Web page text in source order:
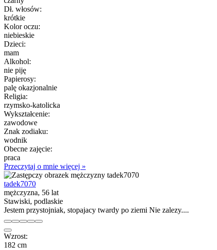
Dł. włosów:
krótkie
Kolor oczu:
niebieskie
Dzieci:
mam
Alkohol:
nie piję
Papierosy:
palę okazjonalnie
Religia:
rzymsko-katolicka
Wykształcenie:
zawodowe
Znak zodiaku:
wodnik
Obecne zajęcie:
praca
Przeczytaj o mnie więcej »
tadek7070
mężczyzna, 56 lat
Stawiski, podlaskie
Jestem przystojniak, stopajacy twardy po ziemi Nie zalezy....
Wzrost:
182 cm